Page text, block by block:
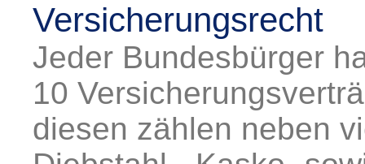
Versicherungsrecht
Jeder Bundesbürger
10
diesen zählen neben